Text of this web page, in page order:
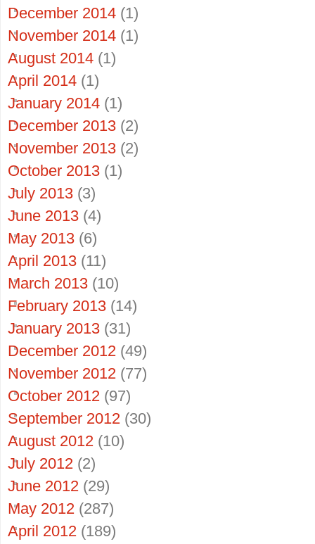
December 2014 (1)
November 2014 (1)
August 2014 (1)
April 2014 (1)
January 2014 (1)
December 2013 (2)
November 2013 (2)
October 2013 (1)
July 2013 (3)
June 2013 (4)
May 2013 (6)
April 2013 (11)
March 2013 (10)
February 2013 (14)
January 2013 (31)
December 2012 (49)
November 2012 (77)
October 2012 (97)
September 2012 (30)
August 2012 (10)
July 2012 (2)
June 2012 (29)
May 2012 (287)
April 2012 (189)